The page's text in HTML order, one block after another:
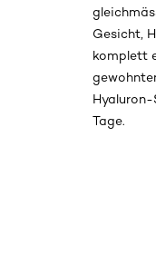
Gesicht,
komplett
Hyaluron-
Tage.